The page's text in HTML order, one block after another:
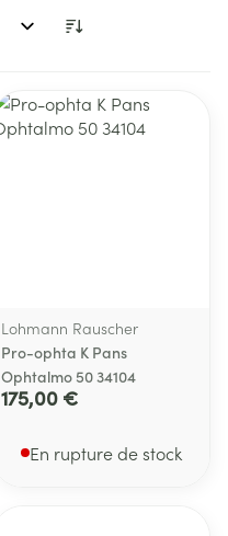
Lohmann Rauscher
Pro-ophta K Pans
Ophtalmo 50 34104
175,00 €
En rupture de stock